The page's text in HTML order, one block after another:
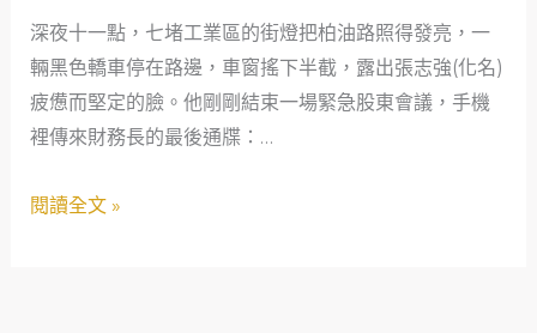
社
會
安
全
的
深夜十一點，七堵工業區的街燈把柏油路照得發亮，一
輛黑色轎車停在路邊，車窗搖下半截，露出張志強(化名)
疲憊而堅定的臉。他剛剛結束一場緊急股東會議，手機
裡傳來財務長的最後通牒：…
理
到
企
業
生：
閱讀全文 »